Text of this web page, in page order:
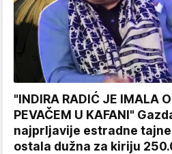
"INDIRA RADIĆ JE IMALA
PEVAČEM U KAFANI"
najprljavije estradne
ostala dužna za kiriju